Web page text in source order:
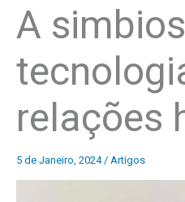
A
relações
5 de Janeiro, 2024 / Artigos